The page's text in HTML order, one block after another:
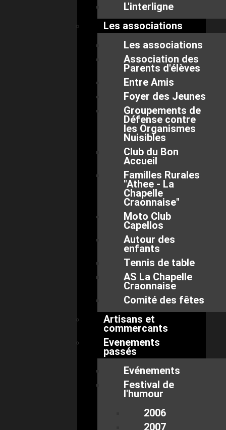
L'interligne
Les associations
Les associations
Association des
Parents d'élèves
Entre Amis
Foyer des Jeunes
Groupements de
Défense contre
les Organismes
Nuisibles
Club du Bon
Accueil
Familles Rurales
"Athee - La
Chapelle
Craonnaise"
Moto Club
Capellos
Autour des
enfants
Tennis de table
AS La Chapelle
Craonnaise
Comité des fêtes
Artisans et
commercants
Evenements
passés
Evénements
Festival de
l'humour
2006
2007